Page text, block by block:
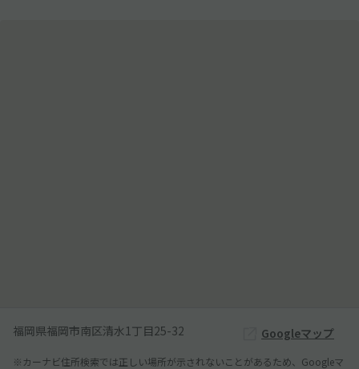
福岡県福岡市南区清水1丁目25-32 Googleマップ
※カーナビ住所検索では正しい場所が示されないことがあるため、Googleマ